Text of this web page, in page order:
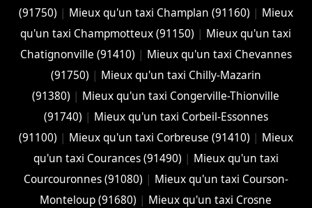
(91750) | Mieux qu'un taxi Champlan (91160) | Mieux
qu'un taxi Champmotteux (91150) | Mieux qu'un taxi
Chatignonville (91410) | Mieux qu'un taxi Chevannes
(91750) | Mieux qu'un taxi Chilly-Mazarin
(91380) | Mieux qu'un taxi Congerville-Thionville
(91740) | Mieux qu'un taxi Corbeil-Essonnes
(91100) | Mieux qu'un taxi Corbreuse (91410) | Mieux
qu'un taxi Courances (91490) | Mieux qu'un taxi
Courcouronnes (91080) | Mieux qu'un taxi Courson-
Monteloup (91680) | Mieux qu'un taxi Crosne